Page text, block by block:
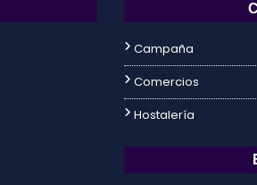
Campaña
Comercios
Hostalería